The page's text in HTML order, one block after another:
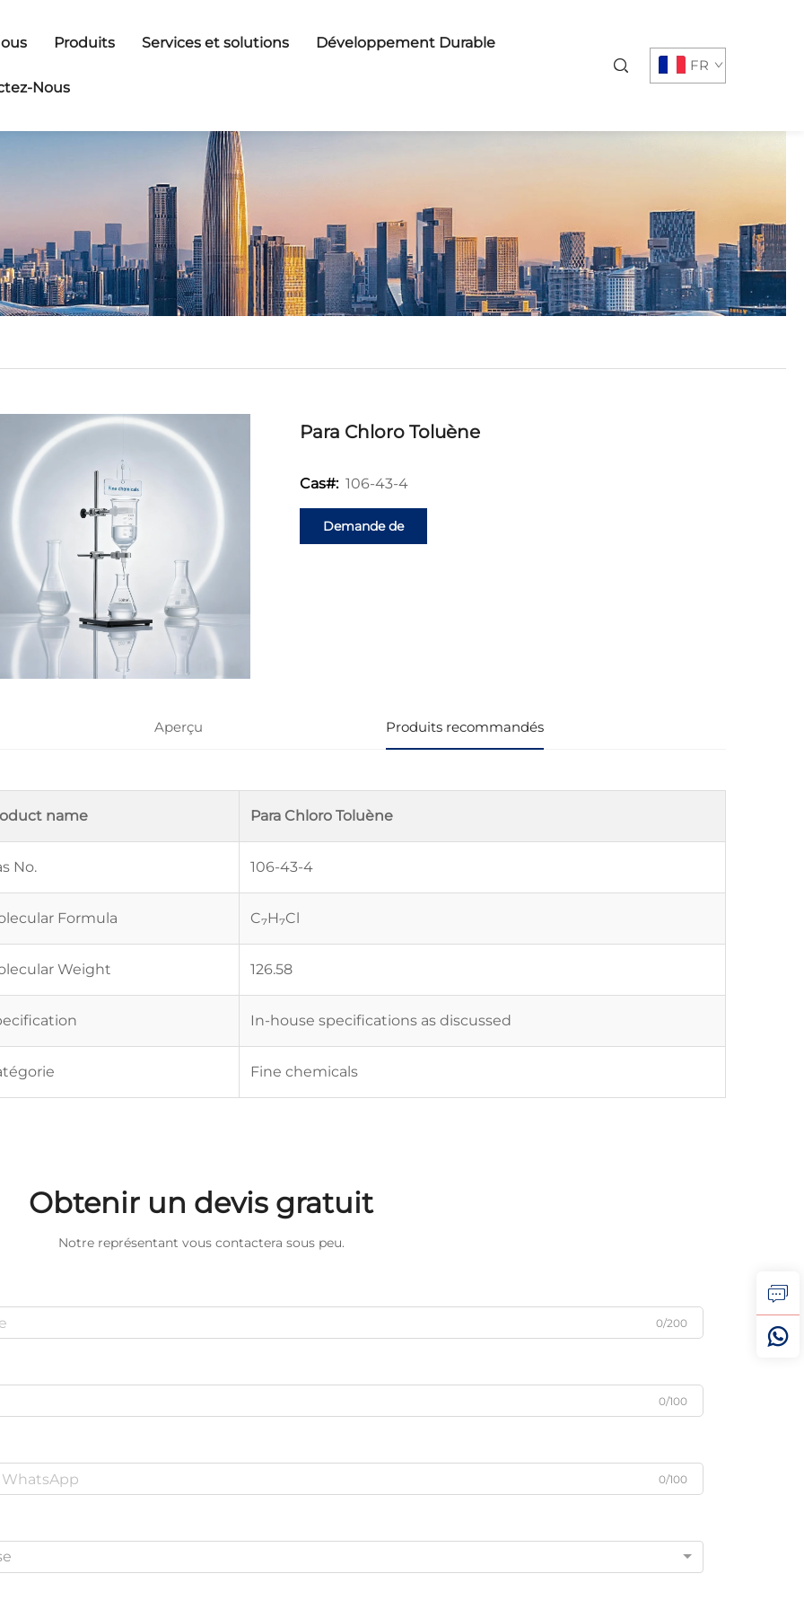
Produits Services et solutions Développement Durable
Nous
FR
Para Chloro Toluène
Cas#: 106-43-4
Demande de
Aperçu Produits recommandés
name Para Chloro Toluène
No. 106-43-4
Formula C₇H₇Cl
Weight 126.58
In-house specifications as discussed
Fine chemicals
Obtenir un devis gratuit
Notre représentant vous contactera sous peu.
0/200
0/100
0/100